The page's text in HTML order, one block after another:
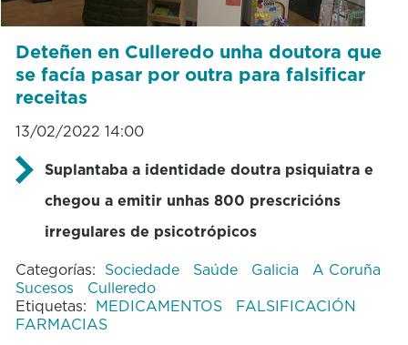
Deteñen en Culleredo unha doutora que
se facía pasar por outra para falsificar
receitas
13/02/2022 14:00
Suplantaba a identidade doutra psiquiatra e
chegou a emitir unhas 800 prescricións
irregulares de psicotrópicos
Categorías: Sociedade Saúde Galicia
A Coruña
Sucesos
Culleredo
Etiquetas: MEDICAMENTOS
FALSIFICACIÓN
FARMACIAS